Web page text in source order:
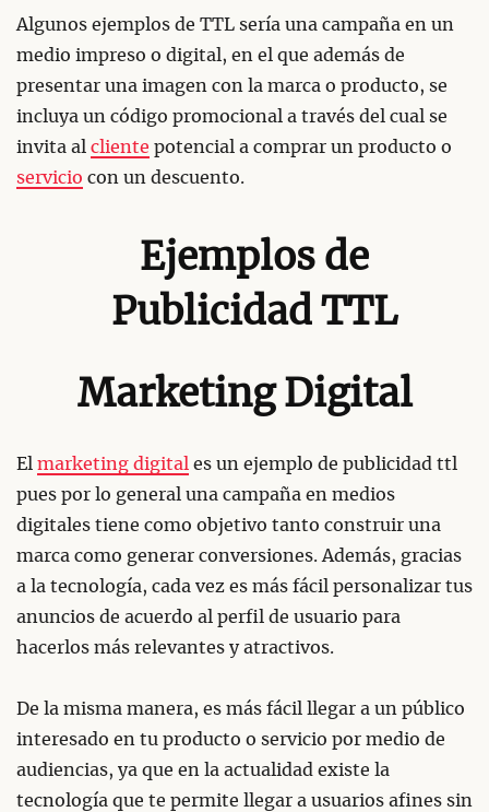
Algunos ejemplos de TTL sería una campaña en un
medio impreso o digital, en el que además de
presentar una imagen con la marca o producto, se
incluya un código promocional a través del cual se
invita al cliente potencial a comprar un producto o
servicio con un descuento.
Ejemplos de
Publicidad TTL
Marketing Digital
El marketing digital
es un ejemplo de publicidad ttl
pues por lo general una campaña en medios
digitales tiene como objetivo tanto construir una
marca como generar conversiones. Además, gracias
a la tecnología, cada vez es más fácil personalizar tus
anuncios de acuerdo al perfil de usuario para
hacerlos más relevantes y atractivos.
De la misma manera, es más fácil llegar a un público
interesado en tu producto o servicio por medio de
audiencias, ya que en la actualidad existe la
tecnología que te permite llegar a usuarios afines sin